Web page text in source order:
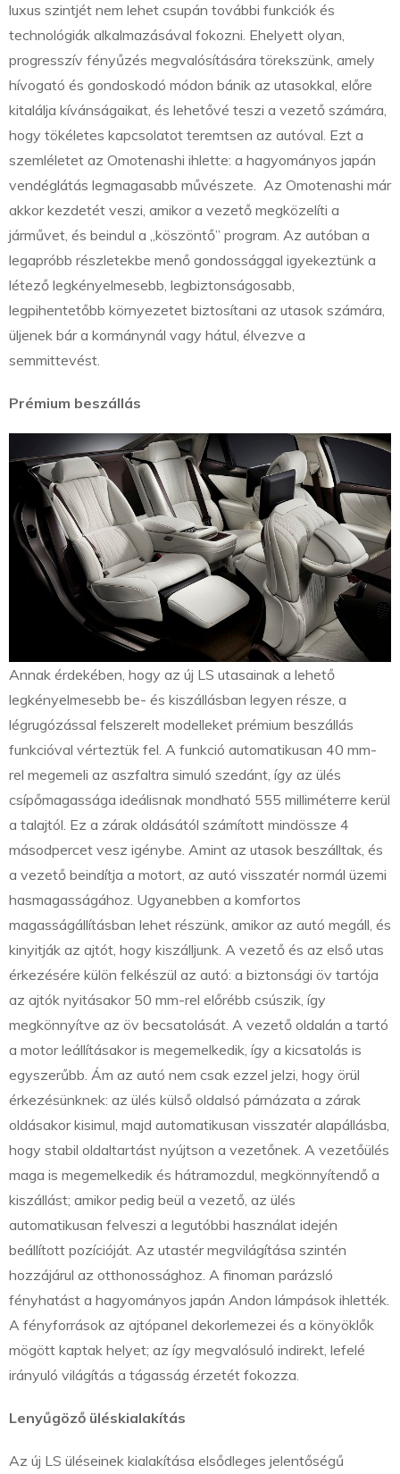
luxus szintjét nem lehet csupán további funkciók és
technológiák alkalmazásával fokozni. Ehelyett olyan,
progresszív fényűzés megvalósítására törekszünk, amely
hívogató és gondoskodó módon bánik az utasokkal, előre
kitalálja kívánságaikat, és lehetővé teszi a vezető számára,
hogy tökéletes kapcsolatot teremtsen az autóval. Ezt a
szemléletet az Omotenashi ihlette: a hagyományos japán
vendéglátás legmagasabb művészete. Az Omotenashi már
akkor kezdetét veszi, amikor a vezető megközelíti a
járművet, és beindul a „köszöntő” program. Az autóban a
legapróbb részletekbe menő gondossággal igyekeztünk a
létező legkényelmesebb, legbiztonságosabb,
legpihentetőbb környezetet biztosítani az utasok számára,
üljenek bár a kormánynál vagy hátul, élvezve a
semmittevést.
Prémium beszállás
Annak érdekében, hogy az új LS utasainak a lehető
legkényelmesebb be- és kiszállásban legyen része, a
légrugózással felszerelt modelleket prémium beszállás
funkcióval vérteztük fel. A funkció automatikusan 40 mm-
rel megemeli az aszfaltra simuló szedánt, így az ülés
csípőmagassága ideálisnak mondható 555 milliméterre kerül
a talajtól. Ez a zárak oldásától számított mindössze 4
másodpercet vesz igénybe. Amint az utasok beszálltak, és
a vezető beindítja a motort, az autó visszatér normál üzemi
hasmagasságához. Ugyanebben a komfortos
magasságállításban lehet részünk, amikor az autó megáll, és
kinyitják az ajtót, hogy kiszálljunk. A vezető és az első utas
érkezésére külön felkészül az autó: a biztonsági öv tartója
az ajtók nyitásakor 50 mm-rel előrébb csúszik, így
megkönnyítve az öv becsatolását. A vezető oldalán a tartó
a motor leállításakor is megemelkedik, így a kicsatolás is
egyszerűbb. Ám az autó nem csak ezzel jelzi, hogy örül
érkezésünknek: az ülés külső oldalsó párnázata a zárak
oldásakor kisimul, majd automatikusan visszatér alapállásba,
hogy stabil oldaltartást nyújtson a vezetőnek. A vezetőülés
maga is megemelkedik és hátramozdul, megkönnyítendő a
kiszállást; amikor pedig beül a vezető, az ülés
automatikusan felveszi a legutóbbi használat idején
beállított pozícióját. Az utastér megvilágítása szintén
hozzájárul az otthonossághoz. A finoman parázsló
fényhatást a hagyományos japán Andon lámpások ihlették.
A fényforrások az ajtópanel dekorlemezei és a könyöklők
mögött kaptak helyet; az így megvalósuló indirekt, lefelé
irányuló világítás a tágasság érzetét fokozza.
Lenyűgöző üléskialakítás
Az új LS üléseinek kialakítása elsődleges jelentőségű